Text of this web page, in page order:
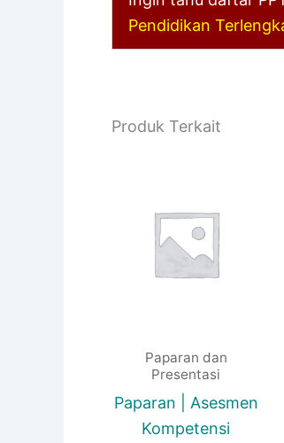
Pendidikan
Produk Terkait
Paparan dan
Presentasi
Paparan | Asesmen
Kompetensi